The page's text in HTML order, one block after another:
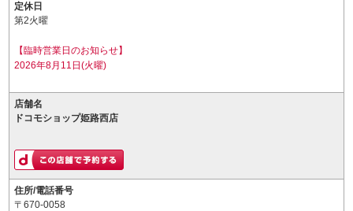
定休日
第2火曜
【臨時営業日のお知らせ】
2026年8月11日(火曜)
店舗名
ドコモショップ姫路西店
住所/電話番号
〒670-0058